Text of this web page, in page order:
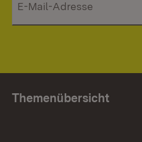
Themenübersicht